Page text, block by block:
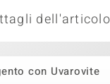
dell'articolo
con Uvarovite